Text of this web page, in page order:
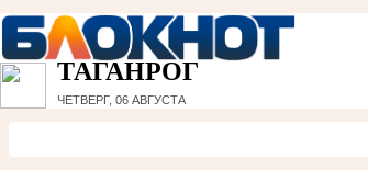
ТАГАНРОГ
ЧЕТВЕРГ, 06 АВГУСТА